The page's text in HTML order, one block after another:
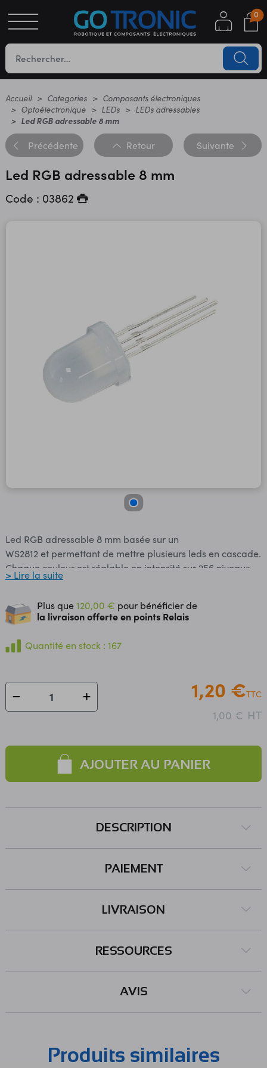
0
Accueil Categories
Composants électroniques
Optoélectronique
LEDs
LEDs adressables
Led RGB adressable 8 mm
Précédente Retour Suivante
Led RGB adressable 8 mm
Code : 03862
Led RGB adressable 8 mm basée sur un
WS2812 et permettant de mettre plusieurs leds en cascade.
Chaque couleur est réglable en intensité sur 256 niveaux.
Elle se raccorde sur la sortie série d'un microcontrôleur.
Diamètre: 8 mm
> Lire la suite
Plus que120,00 € pour bénéficier de
la livraison offerte en points Relais
Quantité en stock : 167
1,20 €TTC
1,00 € HT
AJOUTER AU PANIER
DESCRIPTION
PAIEMENT
LIVRAISON
RESSOURCES
AVIS
Produits similaires